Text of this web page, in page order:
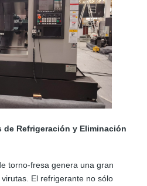
de Refrigeración y Eliminación
torno-fresa genera una gran
El refrigerante no sólo